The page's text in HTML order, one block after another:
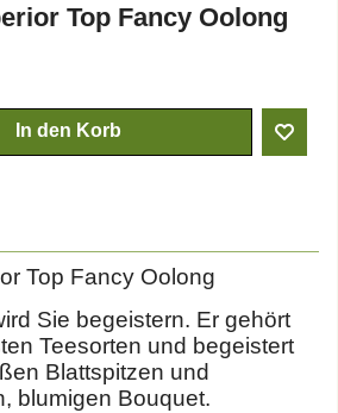
Top Fancy Oolong
In den Korb
Top Fancy Oolong
Sie begeistern. Er gehört
Teesorten und begeistert
Blattspitzen und
blumigen Bouquet.